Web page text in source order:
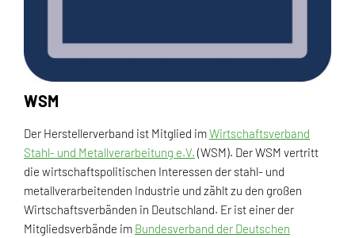
WSM
Der Herstellerverband ist Mitglied imWirtschaftsverband
Stahl- und Metallverarbeitung e.V. (WSM). Der WSM vertritt
die wirtschaftspolitischen Interessen der stahl- und
metallverarbeitenden Industrie und zählt zu den großen
Wirtschaftsverbänden in Deutschland. Er ist einer der
Mitgliedsverbände im Bundesverband der Deutschen